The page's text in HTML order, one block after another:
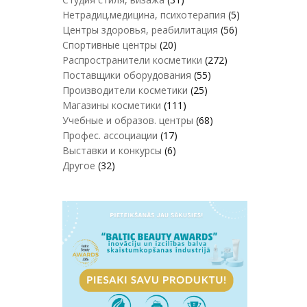
Нетрадиц.медицина, психотерапия (5)
Центры здоровья, реабилитация (56)
Спортивные центры (20)
Распространители косметики (272)
Поставщики оборудования (55)
Производители косметики (25)
Магазины косметики (111)
Учебные и образов. центры (68)
Профес. ассоциации (17)
Выставки и конкурсы (6)
Другое (32)